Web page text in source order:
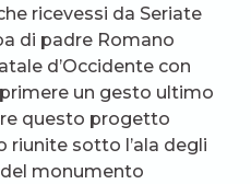
ricevessi da Seriate
di padre Romano
d’Occidente con
un gesto ultimo
questo progetto
riunite sotto l’ala degli
del monumento